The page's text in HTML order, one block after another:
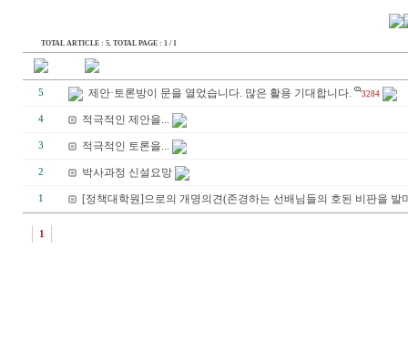
TOTAL ARTICLE : 5, TOTAL PAGE : 1 / 1
5 제안·토론방이 문을 열었습니다. 많은 활용 기대합니다. 3284
4 적극적인 제안을...
3 적극적인 토론을...
2 박사과정 신설요망
1 [정책대학원]으로의 개명의견(존경하는 선배님들의 호된 비판을 발
1